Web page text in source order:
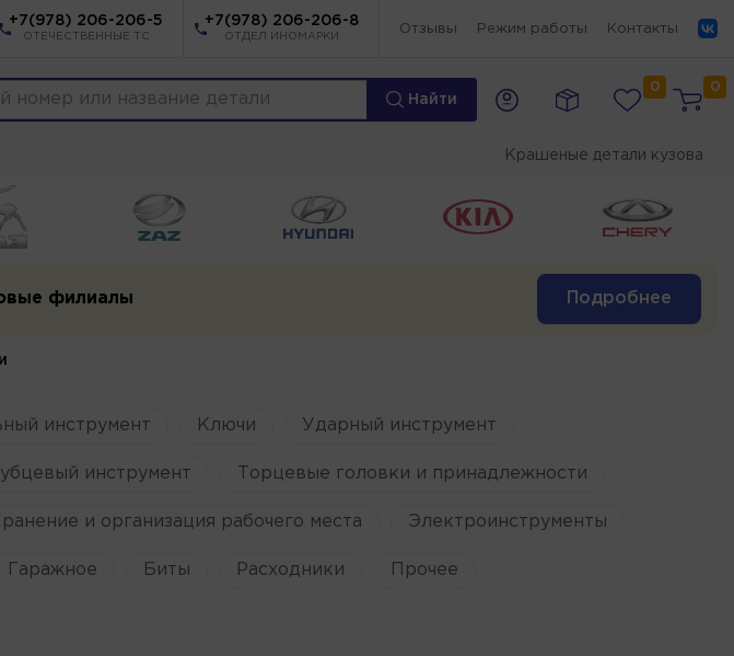
+7(978) 206-206-5
ОТЕЧЕСТВЕННЫЕ ТС
+7(978) 206-206-8
ОТДЕЛ ИНОМАРКИ
Отзывы Режим работы Контакты
Найти
0 0
Крашеные детали кузова
филиалы Подробнее
инструмент Ключи Ударный инструмент
инструмент Торцевые головки и принадлежности
и организация рабочего места Электроинструменты
Гаражное Биты Расходники Прочее